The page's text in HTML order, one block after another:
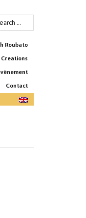
Roubato
Creations
Contact